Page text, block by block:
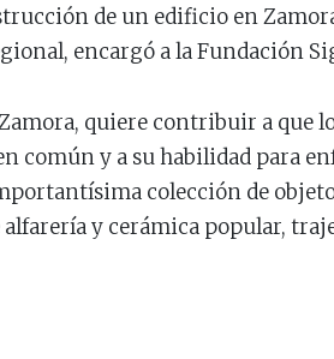
de un edificio en
encargó a la Fundación
quiere contribuir a que
común y a su habilidad para
colección de
alfarería y cerámica popular,